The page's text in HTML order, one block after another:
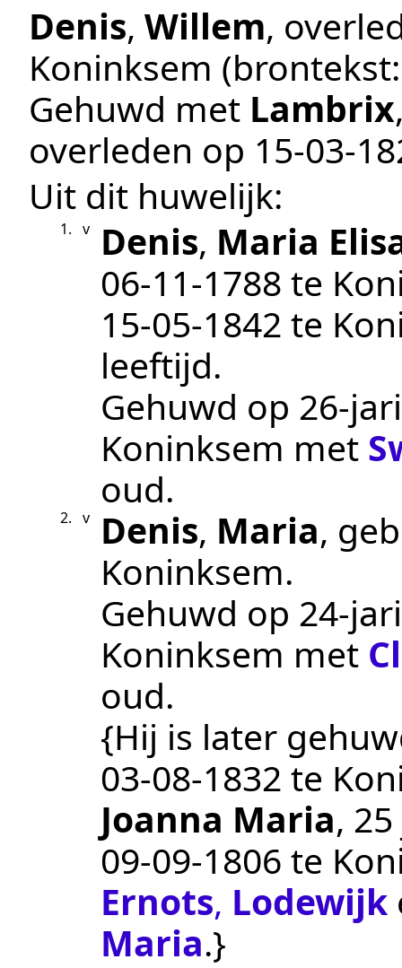
Denis, Willem,
Koninksem
Gehuwd met Lambrix
overleden op
Uit dit huwelijk:
1. v Denis, Maria
06‑11‑1788 te
15‑05‑1842 te
leeftijd.
Gehuwd op 26-
Koninksem met
oud.
2. v Denis, Maria,
Koninksem.
Gehuwd op 24-
Koninksem met
oud.
{Hij is later
03‑08‑1832 te
Joanna Maria,
09‑09‑1806 te
Ernots, Lodewijk
Maria.}